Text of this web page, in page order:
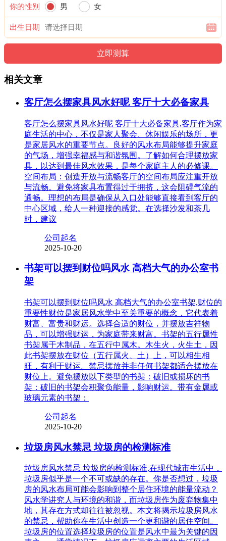
你的性别 男 女
出生日期
相关文章
客厅怎么摆家具风水好呢 客厅十大必备家具
客厅怎么摆家具风水好呢 客厅十大必备家具,客厅作为家
庭生活的中心，不仅是家人聚会、休闲娱乐的场所，更
是家居风水的重要节点。良好的风水布局能够提升家庭
的气场，增强幸福感与和谐氛围。了解如何合理摆放家
具，以达到最佳风水效果，是每个家庭主人的必修课。
空间布局：创造开放与流畅客厅的空间布局应注重开放
与流畅。避免将家具布置得过于拥挤，这会阻碍气流的
通畅。理想的布局是确保从入口处能够直接看到客厅的
中心区域，给人一种迎接的感觉。在选择沙发和茶几
时，建议
公司起名
2025-10-20
书架可以摆到财位吗风水 高档大气的办公室书
架
书架可以摆到财位吗风水 高档大气的办公室书架,财位的
重要性财位是家居风水学中至关重要的概念，它代表着
财富、富贵和财运。选择合适的财位，并摆放吉祥物
品，可以增强财运，为家庭带来财富。书架的五行属性
书架属于木制品，在五行中属木。木生火，火生土，因
此书架摆放在财位（五行属火、土）上，可以相生相
旺，有利于财运。禁忌摆放并非任何书架都适合摆放在
财位上。避免摆放以下类型的书架：破旧或损坏的书
架：破旧的书架会积聚负能量，影响财运。带有金属或
玻璃元素的书架：
公司起名
2025-10-20
垃圾房风水禁忌 垃圾房的检测标准
垃圾房风水禁忌 垃圾房的检测标准,在现代城市生活中，
垃圾房似乎是一个不可或缺的存在。你是否想过，垃圾
房的风水布局可能会影响到整个居住环境的能量流动？
风水学讲究人与环境的和谐，而垃圾房作为废弃物集中
地，其存在方式却往往被忽视。本文将揭示垃圾房风水
的禁忌，帮助你在生活中创造一个更和谐的居住空间。
垃圾房的位置选择垃圾房的位置是风水中最为关键的因